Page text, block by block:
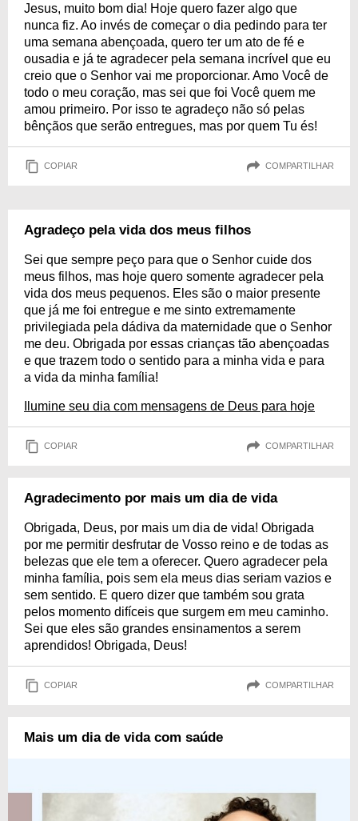
Jesus, muito bom dia! Hoje quero fazer algo que
nunca fiz. Ao invés de começar o dia pedindo para ter
uma semana abençoada, quero ter um ato de fé e
ousadia e já te agradecer pela semana incrível que eu
creio que o Senhor vai me proporcionar. Amo Você de
todo o meu coração, mas sei que foi Você quem me
amou primeiro. Por isso te agradeço não só pelas
bênçãos que serão entregues, mas por quem Tu és!
COPIAR COMPARTILHAR
Agradeço pela vida dos meus filhos
Sei que sempre peço para que o Senhor cuide dos
meus filhos, mas hoje quero somente agradecer pela
vida dos meus pequenos. Eles são o maior presente
que já me foi entregue e me sinto extremamente
privilegiada pela dádiva da maternidade que o Senhor
me deu. Obrigada por essas crianças tão abençoadas
e que trazem todo o sentido para a minha vida e para
a vida da minha família!
Ilumine seu dia com mensagens de Deus para hoje
COPIAR COMPARTILHAR
Agradecimento por mais um dia de vida
Obrigada, Deus, por mais um dia de vida! Obrigada
por me permitir desfrutar de Vosso reino e de todas as
belezas que ele tem a oferecer. Quero agradecer pela
minha família, pois sem ela meus dias seriam vazios e
sem sentido. E quero dizer que também sou grata
pelos momento difíceis que surgem em meu caminho.
Sei que eles são grandes ensinamentos a serem
aprendidos! Obrigada, Deus!
COPIAR COMPARTILHAR
Mais um dia de vida com saúde